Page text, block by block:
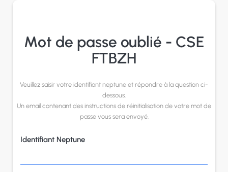
Mot de passe oublié - CSE
FTBZH
Veuillez saisir votre identifiant neptune et répondre à la question ci-
dessous.
Un email contenant des instructions de réinitialisation de votre mot de
passe vous sera envoyé.
Identifiant Neptune